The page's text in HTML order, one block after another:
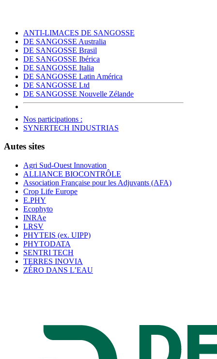
ANTI-LIMACES DE SANGOSSE
DE SANGOSSE Australia
DE SANGOSSE Brasil
DE SANGOSSE Ibérica
DE SANGOSSE Italia
DE SANGOSSE Latin América
DE SANGOSSE Ltd
DE SANGOSSE Nouvelle Zélande
Nos participations :
SYNERTECH INDUSTRIAS
Autes sites
Agri Sud-Ouest Innovation
ALLIANCE BIOCONTRÔLE
Association Française pour les Adjuvants (AFA)
Crop Life Europe
E.PHY
Ecophyto
INRAe
LRSV
PHYTEIS (ex. UIPP)
PHYTODATA
SENTRI TECH
TERRES INOVIA
ZÉRO DANS L’EAU